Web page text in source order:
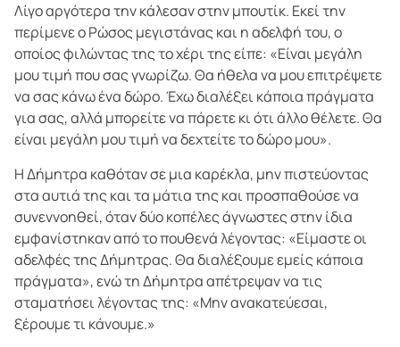
Λίγο αργότερα την κάλεσαν στην μπουτίκ. Εκεί την
περίμενε ο Ρώσος μεγιστάνας και η αδελφή του, ο
οποίος φιλώντας της το χέρι της είπε: «Είναι μεγάλη
μου τιμή που σας γνωρίζω. Θα ήθελα να μου επιτρέψετε
να σας κάνω ένα δώρο. Έχω διαλέξει κάποια πράγματα
για σας, αλλά μπορείτε να πάρετε κι ότι άλλο θέλετε. Θα
είναι μεγάλη μου τιμή να δεχτείτε το δώρο μου».
Η Δήμητρα καθόταν σε μια καρέκλα, μην πιστεύοντας
στα αυτιά της και τα μάτια της και προσπαθούσε να
συνεννοηθεί, όταν δύο κοπέλες άγνωστες στην ίδια
εμφανίστηκαν από το πουθενά λέγοντας: «Είμαστε οι
αδελφές της Δήμητρας. Θα διαλέξουμε εμείς κάποια
πράγματα», ενώ τη Δήμητρα απέτρεψαν να τις
σταματήσει λέγοντας της: «Μην ανακατεύεσαι,
ξέρουμε τι κάνουμε.»